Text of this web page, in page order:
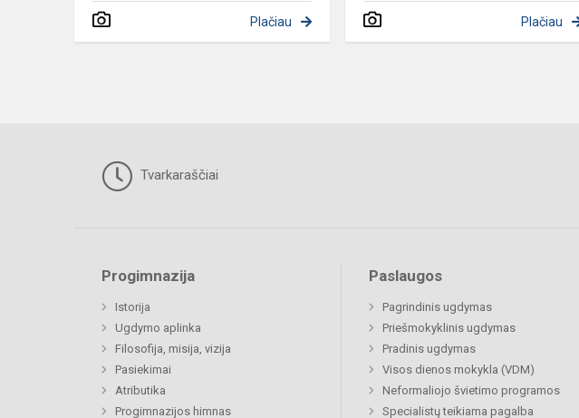
Plačiau Plačiau
Tvarkaraščiai
Progimnazija
Istorija
Ugdymo aplinka
Filosofija, misija, vizija
Pasiekimai
Atributika
Progimnazijos himnas
Paslaugos
Pagrindinis ugdymas
Priešmokyklinis ugdymas
Pradinis ugdymas
Visos dienos mokykla (VDM)
Neformaliojo švietimo programos
Specialistų teikiama pagalba